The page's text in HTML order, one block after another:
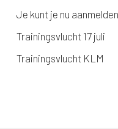
Je kunt je nu
Trainingsvlucht 17 juli
Trainingsvlucht KLM